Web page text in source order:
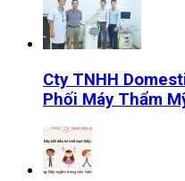
Cty TNHH
Phối Máy Thẩm